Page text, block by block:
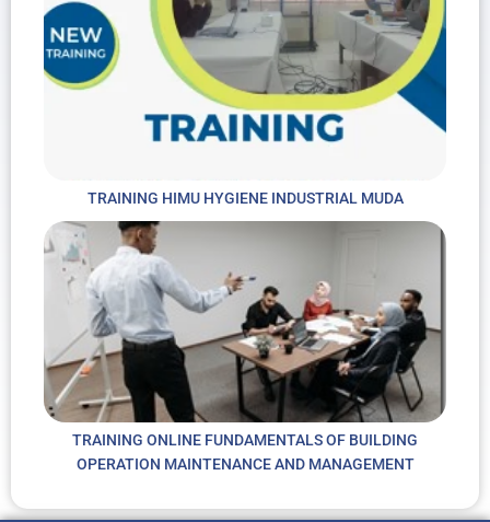
TRAINING HIMU HYGIENE INDUSTRIAL MUDA
TRAINING ONLINE FUNDAMENTALS OF BUILDING
OPERATION MAINTENANCE AND MANAGEMENT